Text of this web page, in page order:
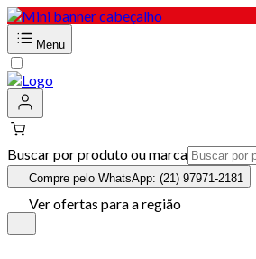
Menu
Buscar por produto ou marca
Compre pelo WhatsApp: (21) 97971-2181
Ver ofertas para a região